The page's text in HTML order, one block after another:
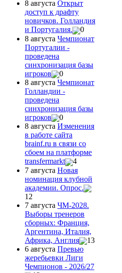
8 августа Открыт
доступ к драфту
новичков. Голландия
и Португалия.
0
8 августа Чемпионат
Португалии -
проведена
синхронизация базы
игроков
0
8 августа Чемпионат
Голландии -
проведена
синхронизация базы
игроков
0
8 августа Изменения
в работе сайта
brainf.ru в связи со
сбоем на платформе
transfermarkt
4
7 августа Новая
номинация клубной
академии. Опрос.
12
7 августа ЧМ-2028.
Выборы тренеров
сборных: Франция,
Аргентина, Италия,
Африка, Англия
13
6 августа Превью
жеребьевки Лиги
Чемпионов - 2026/27